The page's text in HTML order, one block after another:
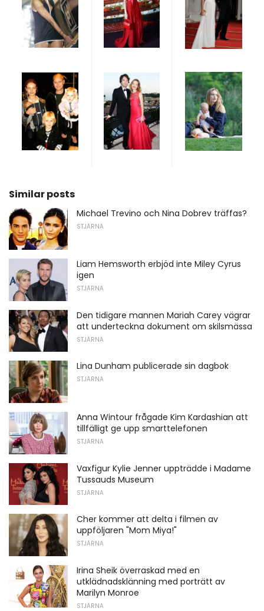
Similar posts
Michael Trevino och Nina Dobrev träffas?
STJÄRNA
Liam Hemsworth erbjöd inte Miley Cyrus
igen
STJÄRNA
Den tidigare mannen Mariah Carey vägrar
att underteckna dokument om skilsmässa
STJÄRNA
Lina Dunham publicerade sin dagbok
STJÄRNA
Anna Wintour frågade Kim Kardashian att
tillfälligt ge upp smarttelefonen
STJÄRNA
Vaxfigur Kylie Jenner uppträdde i Madame
Tussauds Museum
STJÄRNA
Cher kommer att delta i filmen av
uppföljaren "Mom Miya!"
STJÄRNA
Irina Sheik överraskad med en
utklädnadsklänning med porträtt av
Marilyn Monroe
STJÄRNA